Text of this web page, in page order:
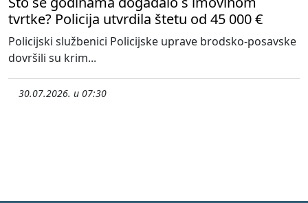
tvrtke? Policija utvrdila štetu od 45 000 €
Policijski službenici Policijske uprave brodsko-posavske
dovršili su krim...
30.07.2026. u 07:30